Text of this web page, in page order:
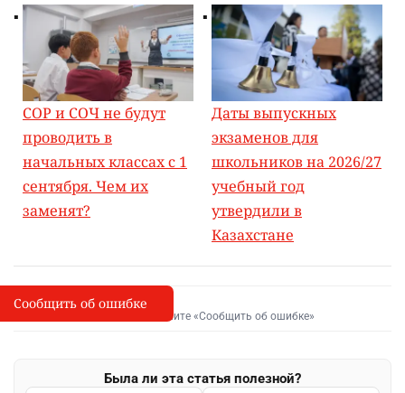
СОР и СОЧ не будут
проводить в
начальных классах с 1
сентября. Чем их
заменят?
Даты выпускных
экзаменов для
школьников на 2026/27
учебный год
утвердили в
Казахстане
I
Сообщить об опечатке
Выделите фрагмент и нажмите «Сообщить об ошибке»
Была ли эта статья полезной?
Сообщить об ошибке